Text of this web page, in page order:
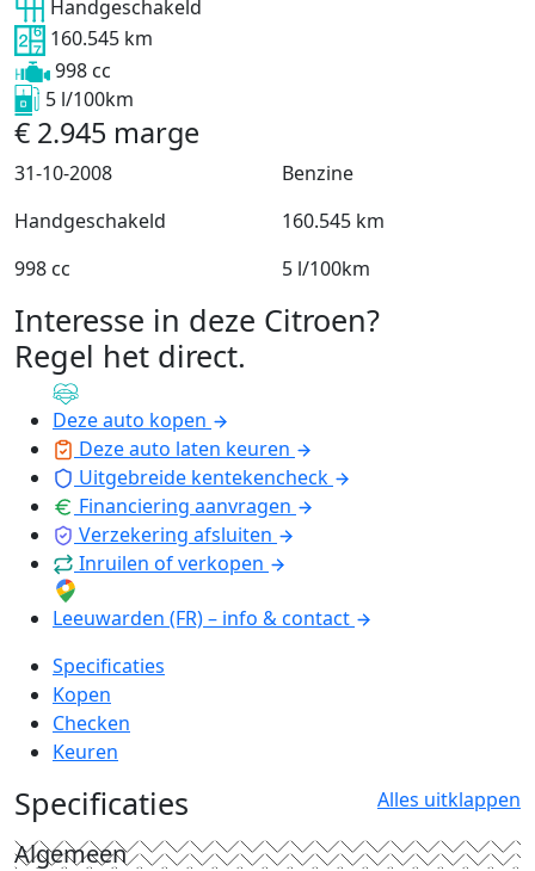
Handgeschakeld
160.545 km
998 cc
5 l/100km
€ 2.945 marge
31-10-2008
Benzine
Handgeschakeld
160.545 km
998 cc
5 l/100km
Interesse in deze Citroen?
Regel het direct.
Deze auto kopen
Deze auto laten keuren
Uitgebreide kentekencheck
Financiering aanvragen
Verzekering afsluiten
Inruilen of verkopen
Leeuwarden (FR) – info & contact
Specificaties
Kopen
Checken
Keuren
Specificaties Alles uitklappen
Algemeen